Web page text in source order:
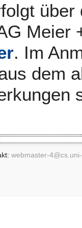
Meier
. Im
dem
webmaster-4@